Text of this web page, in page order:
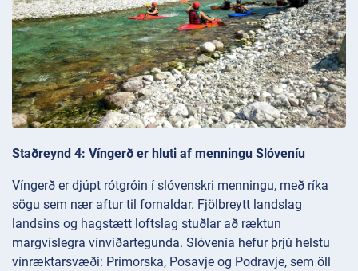
Staðreynd 4: Víngerð er hluti af menningu Slóveníu
Víngerð er djúpt rótgróin í slóvenskri menningu, með ríka
sögu sem nær aftur til fornaldar. Fjölbreytt landslag
landsins og hagstætt loftslag stuðlar að ræktun
margvíslegra vínviðartegunda. Slóvenía hefur þrjú helstu
vínræktarsvæði: Primorska, Posavje og Podravje, sem öll